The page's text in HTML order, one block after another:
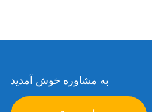
به مشاوره خوش آمدید